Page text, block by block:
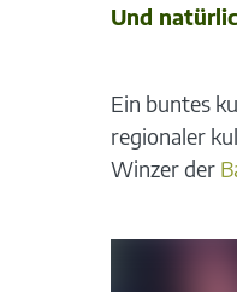
Und
Ein buntes
regionaler
Winzer der